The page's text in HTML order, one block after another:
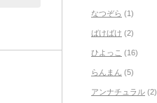
なつぞら (1)
ばけばけ (2)
ひよっこ (16)
らんまん (5)
アンナチュラル(2)